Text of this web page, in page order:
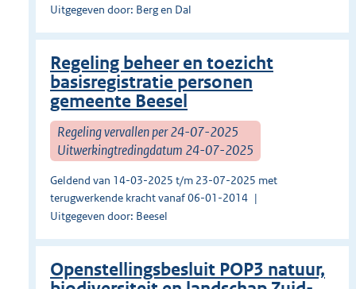
Uitgegeven door: Berg en Dal
Regeling beheer en toezicht
basisregistratie personen
gemeente Beesel
Regeling vervallen per 24-07-2025
Uitwerkingtredingdatum 24-07-2025
Geldend van 14-03-2025 t/m 23-07-2025 met
terugwerkende kracht vanaf 06-01-2014
Uitgegeven door: Beesel
Openstellingsbesluit POP3 natuur,